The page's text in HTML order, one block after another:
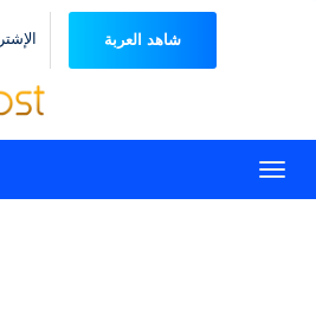
شاهد العربة